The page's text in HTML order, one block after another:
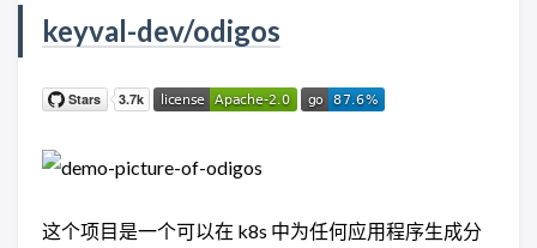
keyval-dev/odigos
这个项目是一个可以在 k8s 中为任何应用程序生成分